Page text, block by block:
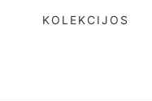
KOLEKCIJOS